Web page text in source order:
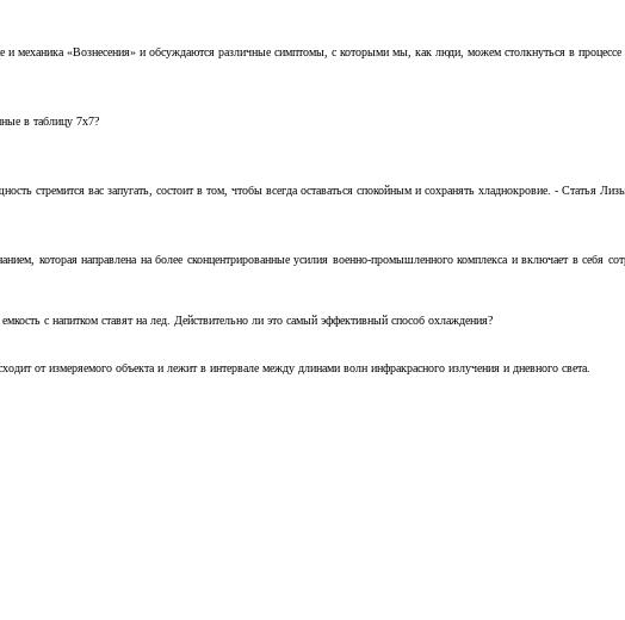
и механика «Вознесения» и обсуждаются различные симптомы, с которыми мы, как люди, можем столкнуться в
в таблицу 7х7?
стремится вас запугать, состоит в том, чтобы всегда оставаться спокойным и сохранять хладнокровие. - Статья
которая направлена на более сконцентрированные усилия военно-промышленного комплекса и включает в себя
с напитком ставят на лед. Действительно ли это самый эффективный способ охлаждения?
от измеряемого объекта и лежит в интервале между длинами волн инфракрасного излучения и дневного света.